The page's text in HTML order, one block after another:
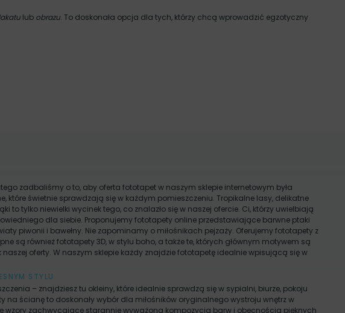
lub obrazu. To doskonała opcja dla tych, którzy chcą wprowadzić egzotyczny
zadbaliśmy o to, aby oferta fototapet w naszym sklepie internetowym była
świetnie sprawdzają się w każdym pomieszczeniu. Tropikalne lasy, delikatne
to tylko niewielki wycinek tego, co znalazło się w naszej ofercie. Ci, którzy uwielbiają
dla siebie. Proponujemy fototapety online przedstawiające barwne ptaki
piwonii i bawełny. Nie zapominamy o miłośnikach pejzaży. Oferujemy fototapety z
są również fototapety 3D, w stylu boho, a także te, których głównym motywem są
naszej oferty. W naszym sklepie każdy znajdzie fototapetę idealnie wpisującą się w
STYLU
– znajdziesz tu okleiny, które idealnie sprawdzą się w sypialni, biurze, pokoju
na ścianę to doskonały wybór dla miłośników oryginalnego wystroju wnętrz w
wzory zachwycające starannie wyważoną kompozycją barw i obecnością pięknych